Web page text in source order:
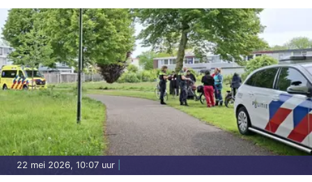
22 mei 2026, 10:07 uur